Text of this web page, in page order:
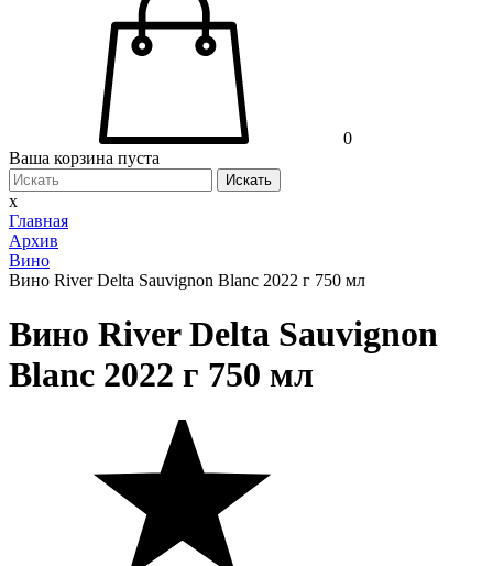
0
Ваша корзина пуста
Искать
x
Главная
Архив
Вино
Вино River Delta Sauvignon Blanc 2022 г 750 мл
Вино River Delta Sauvignon
Blanc 2022 г 750 мл